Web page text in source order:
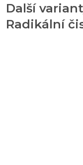
Další
Radikální